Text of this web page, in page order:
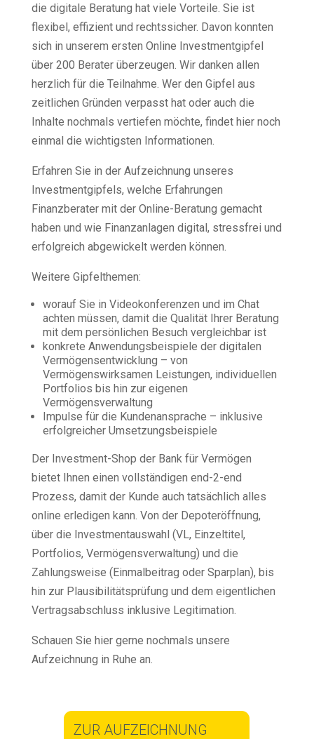
die digitale Beratung hat viele Vorteile. Sie ist
flexibel, effizient und rechtssicher. Davon konnten
sich in unserem ersten Online Investmentgipfel
über 200 Berater überzeugen. Wir danken allen
herzlich für die Teilnahme. Wer den Gipfel aus
zeitlichen Gründen verpasst hat oder auch die
Inhalte nochmals vertiefen möchte, findet hier noch
einmal die wichtigsten Informationen.
Erfahren Sie in der Aufzeichnung unseres
Investmentgipfels, welche Erfahrungen
Finanzberater mit der Online-Beratung gemacht
haben und wie Finanzanlagen digital, stressfrei und
erfolgreich abgewickelt werden können.
Weitere Gipfelthemen:
worauf Sie in Videokonferenzen und im Chat
achten müssen, damit die Qualität Ihrer Beratung
mit dem persönlichen Besuch vergleichbar ist
konkrete Anwendungsbeispiele der digitalen
Vermögensentwicklung – von
Vermögenswirksamen Leistungen, individuellen
Portfolios bis hin zur eigenen
Vermögensverwaltung
Impulse für die Kundenansprache – inklusive
erfolgreicher Umsetzungsbeispiele
Der Investment-Shop der Bank für Vermögen
bietet Ihnen einen vollständigen end-2-end
Prozess, damit der Kunde auch tatsächlich alles
online erledigen kann. Von der Depoteröffnung,
über die Investmentauswahl (VL, Einzeltitel,
Portfolios, Vermögensverwaltung) und die
Zahlungsweise (Einmalbeitrag oder Sparplan), bis
hin zur Plausibilitätsprüfung und dem eigentlichen
Vertragsabschluss inklusive Legitimation.
Schauen Sie hier gerne nochmals unsere
Aufzeichnung in Ruhe an.
ZUR AUFZEICHNUNG